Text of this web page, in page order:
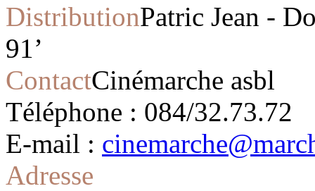
DistributionPatric Jean -
91’
ContactCinémarche asbl
Téléphone : 084/32.73.72
E-mail :
Adresse